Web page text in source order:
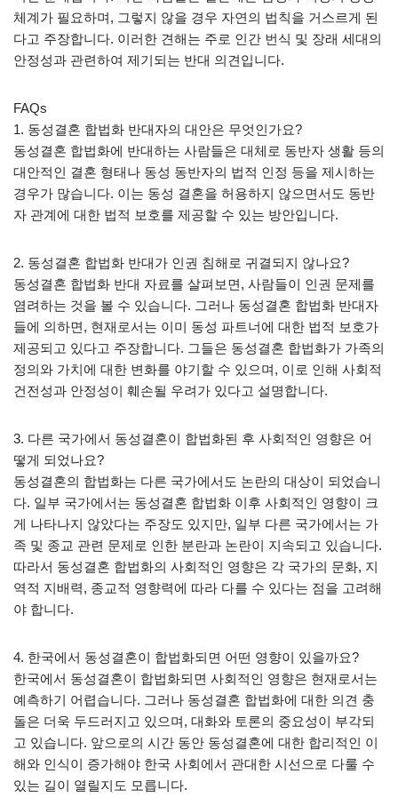
체계가 필요하며, 그렇지 않을 경우 자연의 법칙을 거스르게 된
다고 주장합니다. 이러한 견해는 주로 인간 번식 및 장래 세대의
안정성과 관련하여 제기되는 반대 의견입니다.
FAQs
1. 동성결혼 합법화 반대자의 대안은 무엇인가요?
동성결혼 합법화에 반대하는 사람들은 대체로 동반자 생활 등의
대안적인 결혼 형태나 동성 동반자의 법적 인정 등을 제시하는
경우가 많습니다. 이는 동성 결혼을 허용하지 않으면서도 동반
자 관계에 대한 법적 보호를 제공할 수 있는 방안입니다.
2. 동성결혼 합법화 반대가 인권 침해로 귀결되지 않나요?
동성결혼 합법화 반대 자료를 살펴보면, 사람들이 인권 문제를
염려하는 것을 볼 수 있습니다. 그러나 동성결혼 합법화 반대자
들에 의하면, 현재로서는 이미 동성 파트너에 대한 법적 보호가
제공되고 있다고 주장합니다. 그들은 동성결혼 합법화가 가족의
정의와 가치에 대한 변화를 야기할 수 있으며, 이로 인해 사회적
건전성과 안정성이 훼손될 우려가 있다고 설명합니다.
3. 다른 국가에서 동성결혼이 합법화된 후 사회적인 영향은 어
떻게 되었나요?
동성결혼의 합법화는 다른 국가에서도 논란의 대상이 되었습니
다. 일부 국가에서는 동성결혼 합법화 이후 사회적인 영향이 크
게 나타나지 않았다는 주장도 있지만, 일부 다른 국가에서는 가
족 및 종교 관련 문제로 인한 분란과 논란이 지속되고 있습니다.
따라서 동성결혼 합법화의 사회적인 영향은 각 국가의 문화, 지
역적 지배력, 종교적 영향력에 따라 다를 수 있다는 점을 고려해
야 합니다.
4. 한국에서 동성결혼이 합법화되면 어떤 영향이 있을까요?
한국에서 동성결혼이 합법화되면 사회적인 영향은 현재로서는
예측하기 어렵습니다. 그러나 동성결혼 합법화에 대한 의견 충
돌은 더욱 두드러지고 있으며, 대화와 토론의 중요성이 부각되
고 있습니다. 앞으로의 시간 동안 동성결혼에 대한 합리적인 이
해와 인식이 증가해야 한국 사회에서 관대한 시선으로 다룰 수
있는 길이 열릴지도 모릅니다.